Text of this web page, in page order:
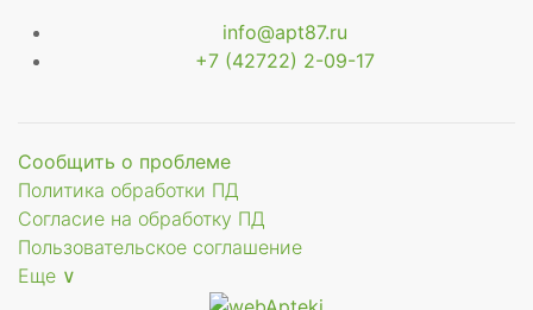
info@apt87.ru
+7 (42722) 2-09-17
Сообщить о проблеме
Политика обработки ПД
Согласие на обработку ПД
Пользовательское соглашение
Еще ∨